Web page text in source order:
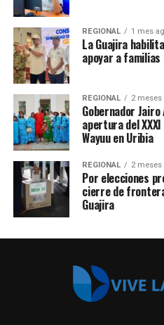
REGIONAL 1 mes
La Guajira
apoyar a familias
REGIONAL 2 meses
Gobernador
apertura del
Wayuu en Uribia
REGIONAL 2 meses
Por elecciones
cierre de
Guajira